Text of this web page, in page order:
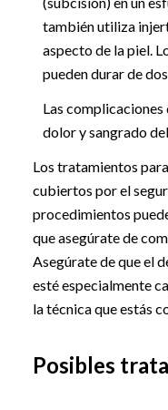
también utiliza
aspecto de la piel.
pueden durar de
Las
dolor y sangrado
Los tratamientos
cubiertos por el
procedimientos
que asegúrate de
Asegúrate de que el
esté especialmente
la técnica que estás
Posibles